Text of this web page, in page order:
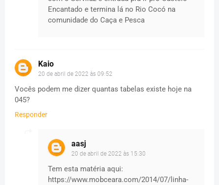
Encantado e termina lá no Rio Cocó na
comunidade do Caça e Pesca
Kaio
20 de abril de 2022 às 09:52
Vocês podem me dizer quantas tabelas existe hoje na
045?
Responder
aasj
20 de abril de 2022 às 15:30
Tem esta matéria aqui:
https://www.mobceara.com/2014/07/linha-